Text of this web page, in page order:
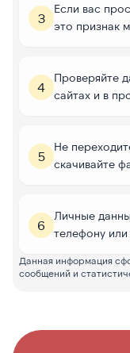
3
Если вас
это признак
4
Проверяйте
сайтах и в
5
Не
скачивайте
6
Личные
телефону или
Данная информация
сообщений и